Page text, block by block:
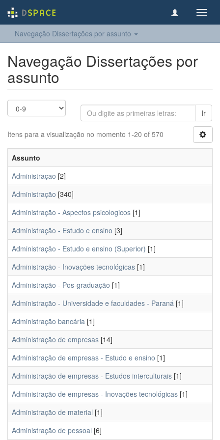
Navegação Dissertações por assunto
Navegação Dissertações por
assunto
Ir
Itens para a visualização no momento 1-20 of 570
Assunto
Administraçao [2]
Administração [340]
Administração - Aspectos psicologicos [1]
Administração - Estudo e ensino [3]
Administração - Estudo e ensino (Superior) [1]
Administração - Inovações tecnológicas [1]
Administração - Pos-graduação [1]
Administração - Universidade e faculdades - Paraná [1]
Administração bancária [1]
Administração de empresas [14]
Administração de empresas - Estudo e ensino [1]
Administração de empresas - Estudos interculturais [1]
Administração de empresas - Inovações tecnológicas [1]
Administração de material [1]
Administração de pessoal [6]